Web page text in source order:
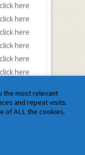
click here
click here
click here
click here
click here
click here
the most relevant
and repeat visits.
of ALL the cookies.